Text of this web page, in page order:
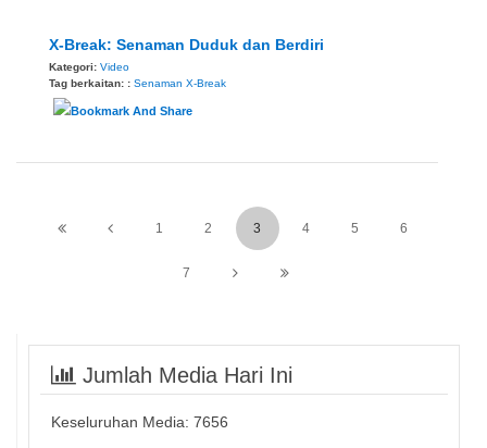
X-Break: Senaman Duduk dan Berdiri
Kategori: Video
Tag berkaitan: : Senaman X-Break
1 2 3 4 5 6
7
Jumlah Media Hari Ini
Keseluruhan Media: 7656